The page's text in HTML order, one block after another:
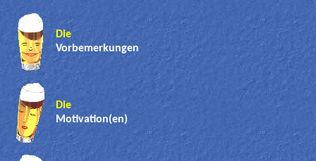
Die
Vorbemerkungen
Die
Motivation(en)